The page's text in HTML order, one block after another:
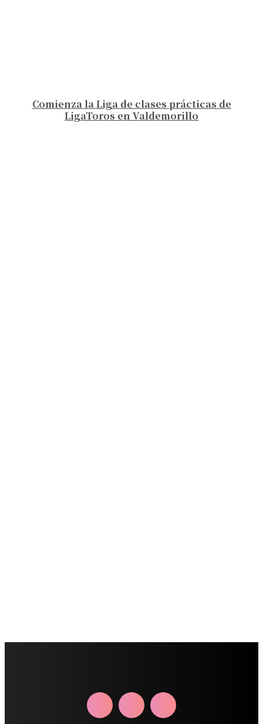
Comienza la Liga de clases prácticas de
LigaToros en Valdemorillo